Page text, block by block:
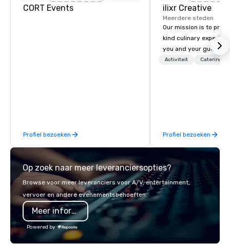
CORT Events
Profiel bezoeken
ilixr Creative
Meerdere steden
Our mission is to
kind culinary
you and your guests
memories and
catering industry.
Activiteit Catering
Profiel bezoeken
Op zoek naar meer leveranciersopties?
Browse voor meer leveranciers voor A/V, entertainment,
vervoer en andere evenementsbehoeften.
Meer informatie
Powered by